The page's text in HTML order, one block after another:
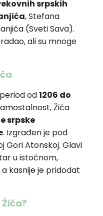
srpskih
, Stefana
(Sveti Sava).
ali su mnoge
od1206 do
Žiča
srpske
. Izgrađen je pod
Gori Atonskoj. Glavi
u istočnom,
kasnije je pridodat